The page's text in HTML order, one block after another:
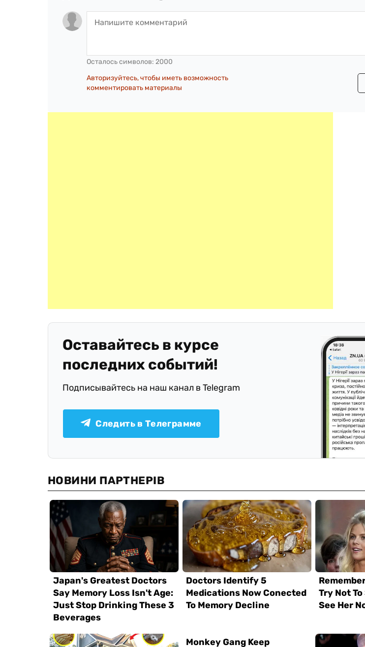
Осталось символов: 2000
Авторизуйтесь, чтобы иметь возможность
комментировать материалы
Оставайтесь в курсе
последних событий!
Подписывайтесь на наш канал в Telegram
Следить в Телеграмме